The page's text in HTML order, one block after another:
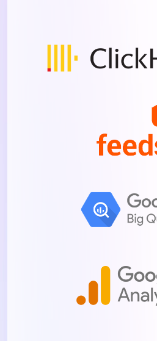
piemērots Jūsu
Kāds ir Jūsu mērķis?
Palielināt pirkumu